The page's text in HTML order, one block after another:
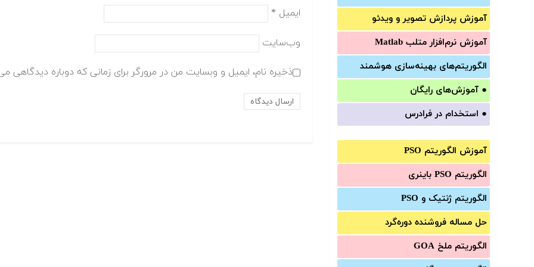
آموزش‌ پردازش تصویر و ویدئو
آموزش‌ نرم‌افزار متلب Matlab
الگوریتم‌های بهینه‌سازی هوشمند
● آموزش‌های رایگان
● استخدام در فرادرس
آموزش الگوریتم PSO
الگوریتم PSO باینری
الگوریتم ژنتیک و PSO
حل مساله فروشنده دوره‌گرد
الگوریتم ملخ GOA
ایمیل *
وب‌سایت
ذخیره نام، ایمیل و وبسایت من در مرورگر برای زمانی که دوباره دیدگاهی